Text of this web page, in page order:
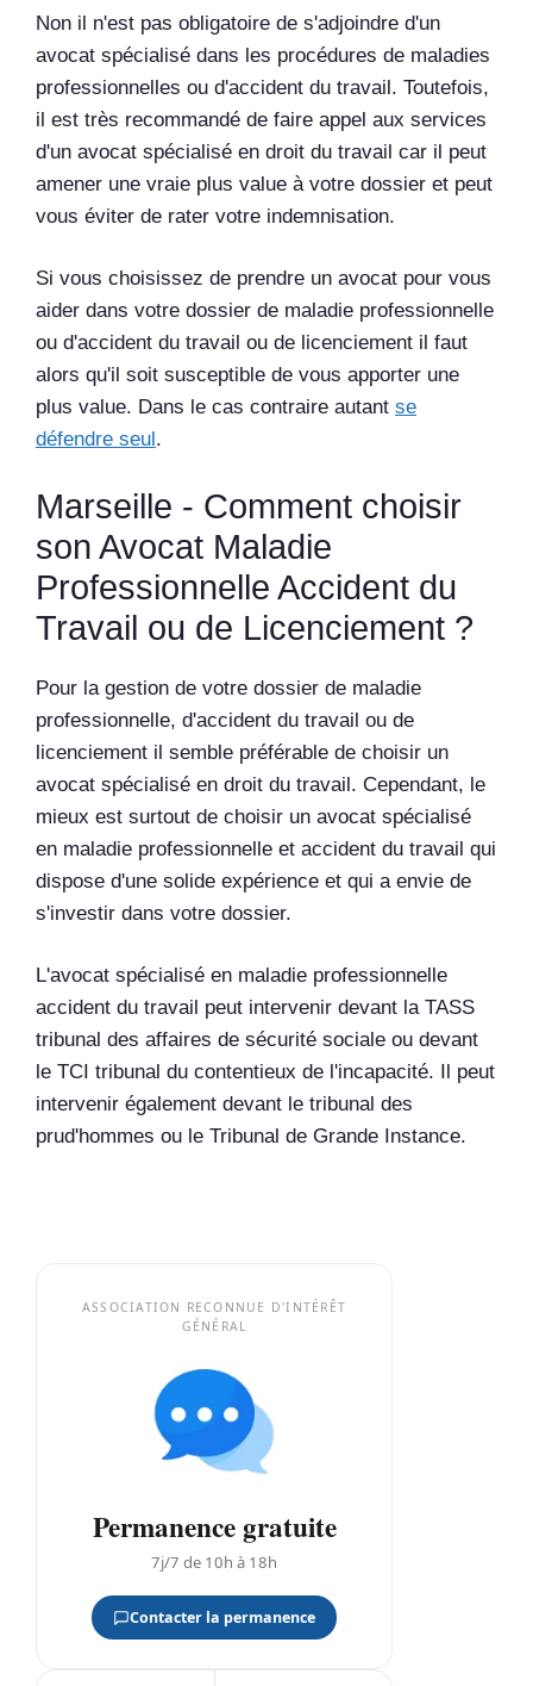
Non il n'est pas obligatoire de s'adjoindre d'un
avocat spécialisé dans les procédures de maladies
professionnelles ou d'accident du travail. Toutefois,
il est très recommandé de faire appel aux services
d'un avocat spécialisé en droit du travail car il peut
amener une vraie plus value à votre dossier et peut
vous éviter de rater votre indemnisation.
Si vous choisissez de prendre un avocat pour vous
aider dans votre dossier de maladie professionnelle
ou d'accident du travail ou de licenciement il faut
alors qu'il soit susceptible de vous apporter une
plus value. Dans le cas contraire autant se
défendre seul.
Marseille - Comment choisir
son Avocat Maladie
Professionnelle Accident du
Travail ou de Licenciement ?
Pour la gestion de votre dossier de maladie
professionnelle, d'accident du travail ou de
licenciement il semble préférable de choisir un
avocat spécialisé en droit du travail. Cependant, le
mieux est surtout de choisir un avocat spécialisé
en maladie professionnelle et accident du travail qui
dispose d'une solide expérience et qui a envie de
s'investir dans votre dossier.
L'avocat spécialisé en maladie professionnelle
accident du travail peut intervenir devant la TASS
tribunal des affaires de sécurité sociale ou devant
le TCI tribunal du contentieux de l'incapacité. Il peut
intervenir également devant le tribunal des
prud'hommes ou le Tribunal de Grande Instance.
ASSOCIATION RECONNUE D'INTÉRÊT
GÉNÉRAL
Permanence gratuite
7j/7 de 10h à 18h
Contacter la permanence